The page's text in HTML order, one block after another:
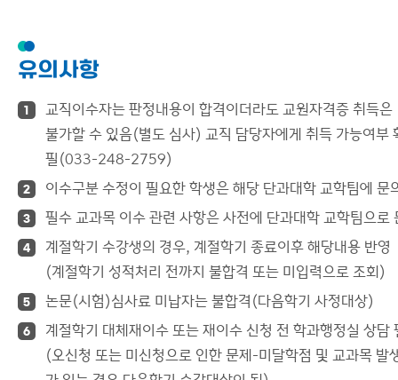
유의사항
1
교직이수자는 판정내용이 합격이더라도 교원자격증 취득은
불가할 수 있음(별도 심사) 교직 담당자에게 취득 가능여부
필(033-248-2759)
2 이수구분 수정이 필요한 학생은 해당 단과대학 교학팀에 문
3 필수 교과목 이수 관련 사항은 사전에 단과대학 교학팀으로
4
계절학기 수강생의 경우, 계절학기 종료이후 해당내용 반영
(계절학기 성적처리 전까지 불합격 또는 미입력으로 조회)
5 논문(시험)심사료 미납자는 불합격(다음학기 사정대상)
6
계절학기 대체재이수 또는 재이수 신청 전 학과행정실 상담
(오신청 또는 미신청으로 인한 문제-미달학점 및 교과목 발